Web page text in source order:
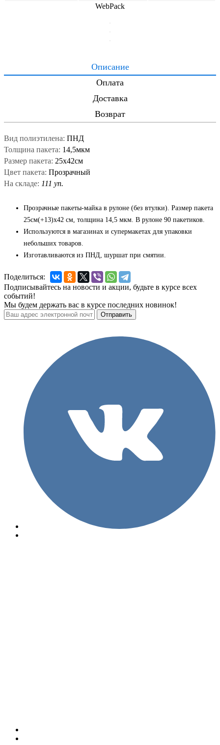
WebPack
Описание
Оплата
Доставка
Возврат
Вид полиэтилена: ПНД
Толщина пакета: 14,5мкм
Размер пакета: 25x42см
Цвет пакета: Прозрачный
На складе: 111 уп.
Прозрачные пакеты-майка в рулоне (без втулки). Размер пакета
25см(+13)x42 см, толщина 14,5 мкм. В рулоне 90 пакетиков.
Используются в магазинах и супермакетах для упаковки
небольших товаров.
Изготавливаются из ПНД, шуршат при смятии.
Поделиться:
Подписывайтесь на новости и акции, будьте в курсе всех
событий!
Мы будем держать вас в курсе последних новинок!